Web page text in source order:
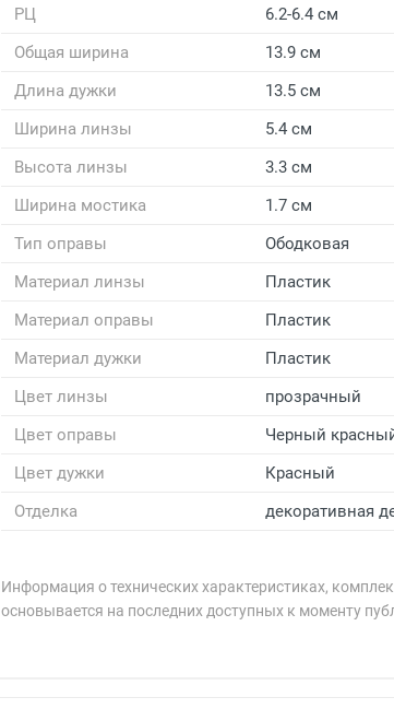
РЦ
6.2-6.4 см
Общая ширина
13.9 см
Длина дужки
13.5 см
Ширина линзы
5.4 см
Высота линзы
3.3 см
Ширина мостика
1.7 см
Тип оправы
Ободковая
Материал линзы
Пластик
Материал оправы
Пластик
Материал дужки
Пластик
Цвет линзы
прозрачный
Цвет оправы
Черный
Цвет дужки
Красный
Отделка
декоративная
Информация о технических характеристиках,
основывается на последних доступных к моменту